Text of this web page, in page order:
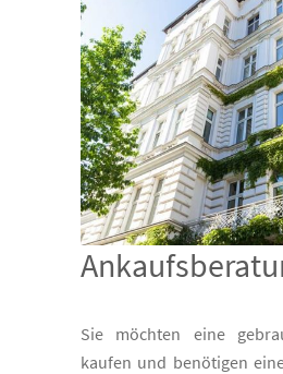
Sie möchten eine
kaufen und benötigen